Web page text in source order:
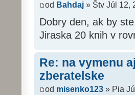
od Bahdaj » Štv Júl 12,
Dobry den, ak by
Jiraska 20 knih v
Re: na vymenu
zberatelske
od misenko123 » Pia